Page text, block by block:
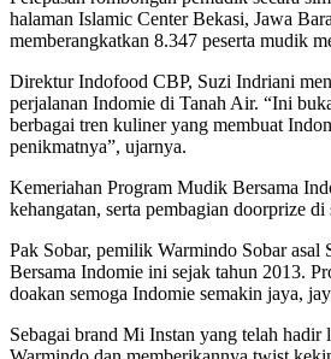
halaman Islamic Center Bekasi, Jawa
memberangkatkan 8.347 peserta mudik
Direktur Indofood CBP, Suzi Indriani
perjalanan Indomie di Tanah Air. “Ini
berbagai tren kuliner yang membuat
penikmatnya”, ujarnya.
Kemeriahan Program Mudik Bersama
kehangatan, serta pembagian doorprize
Pak Sobar, pemilik Warmindo Sobar asal
Bersama Indomie ini sejak tahun 2013.
doakan semoga Indomie semakin jaya,
Sebagai brand Mi Instan yang telah